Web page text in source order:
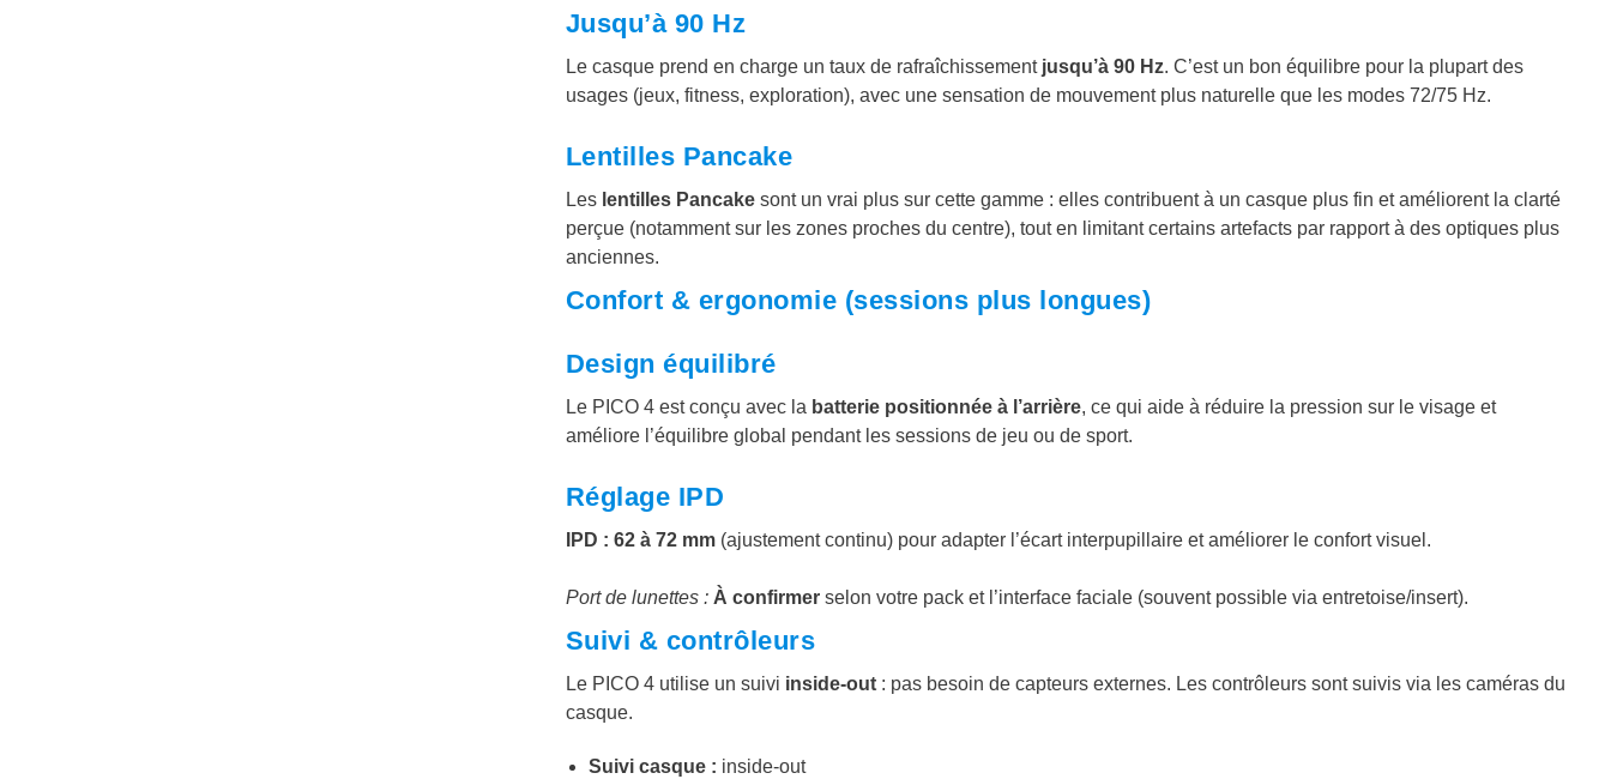
Jusqu’à 90 Hz
Le casque prend en charge un taux de rafraîchissement jusqu’à 90 Hz. C’est un bon équilibre pour la plupart des
usages (jeux, fitness, exploration), avec une sensation de mouvement plus naturelle que les modes 72/75 Hz.
Lentilles Pancake
Les lentilles Pancakesont un vrai plus sur cette gamme : elles contribuent à un casque plus fin et améliorent la clarté
perçue (notamment sur les zones proches du centre), tout en limitant certains artefacts par rapport à des optiques plus
anciennes.
Confort & ergonomie (sessions plus longues)
Design équilibré
Le PICO 4 est conçu avec la batterie positionnée à l’arrière, ce qui aide à réduire la pression sur le visage et
améliore l’équilibre global pendant les sessions de jeu ou de sport.
Réglage IPD
IPD : 62 à 72 mm(ajustement continu) pour adapter l’écart interpupillaire et améliorer le confort visuel.
Port de lunettes : À confirmerselon votre pack et l’interface faciale (souvent possible via entretoise/insert).
Suivi & contrôleurs
Le PICO 4 utilise un suivi inside-out: pas besoin de capteurs externes. Les contrôleurs sont suivis via les caméras du
casque.
Suivi casque : inside-out